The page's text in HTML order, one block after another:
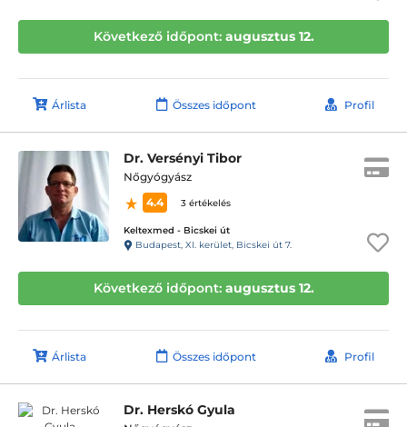
Következő időpont: augusztus 12.
Árlista Összes időpont Profil
Dr. Versényi Tibor
Nőgyógyász
4.4
3 értékelés
Keltexmed - Bicskei út
Budapest, XI. kerület, Bicskei út 7.
Következő időpont: augusztus 12.
Árlista Összes időpont Profil
Dr. Herskó Gyula